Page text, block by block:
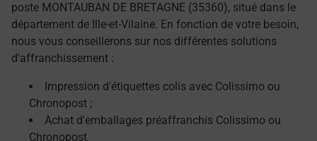
poste MONTAUBAN DE BRETAGNE (35360), situé dans le
département de Ille-et-Vilaine. En fonction de votre besoin,
nous vous conseillerons sur nos différentes solutions
d'affranchissement :
Impression d'étiquettes colis avec Colissimo ou
Chronopost ;
Achat d'emballages préaffranchis Colissimo ou
Chronopost